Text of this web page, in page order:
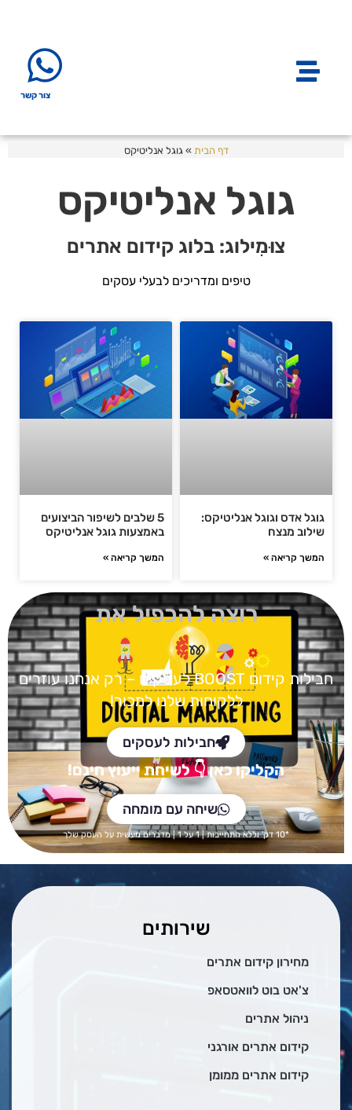
צור קשר
דף הבית » גוגל אנליטיקס
גוגל אנליטיקס
צוּמִילוג: בלוג קידום אתרים
טיפים ומדריכים לבעלי עסקים
גוגל אדס וגוגל אנליטיקס:
שילוב מנצח
המשך קריאה »
5 שלבים לשיפור הביצועים
באמצעות גוגל אנליטיקס
המשך קריאה »
רוצה להכפיל את
חבילות קידום BOOST
לעסקים – רק אנחנו עוזרים
ללקוחות שלנו למכור!
חבילות לעסקים
הקליקו כאן👇 לשיחת ייעוץ חינם!
שיחה עם מומחה
*10 דק' וללא התחייבות | 1 על 1 | מדברים מעשית על העסק שלך
שירותים
מחירון קידום אתרים
צ'אט בוט לוואטסאפ
ניהול אתרים
קידום אתרים אורגני
קידום אתרים ממומן